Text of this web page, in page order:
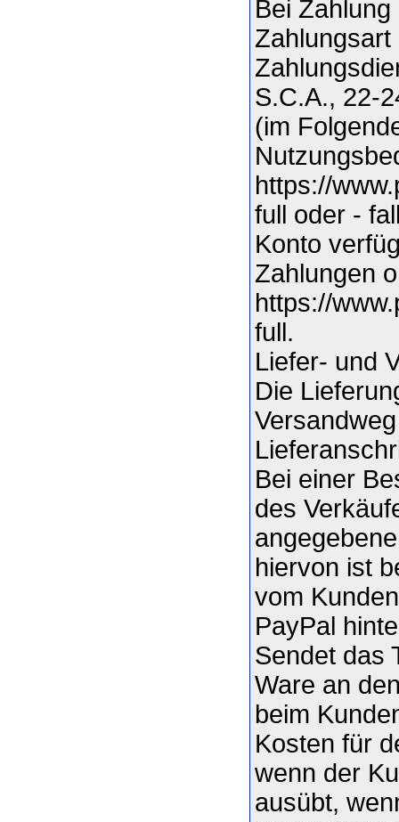
Bei
S.C.A., 22-
(im
https://
full oder -
Konto
Zahlungen
https://
full.
Liefer- und
Die
Bei einer
des
hiervon ist
vom
PayPal
Sendet das
Ware an
beim
Kosten für
wenn der
ausübt,